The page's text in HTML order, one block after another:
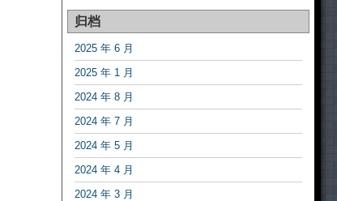
归档
2025 年 6 月
2025 年 1 月
2024 年 8 月
2024 年 7 月
2024 年 5 月
2024 年 4 月
2024 年 3 月